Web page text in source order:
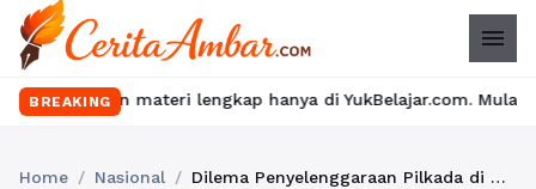
menu
BREAKING
materi lengkap hanya di YukBelajar.com. Mulai langkah
Home / Nasional / Dilema Penyelenggaraan Pilkada di Daerah Konflik dan Pasca-Bencana